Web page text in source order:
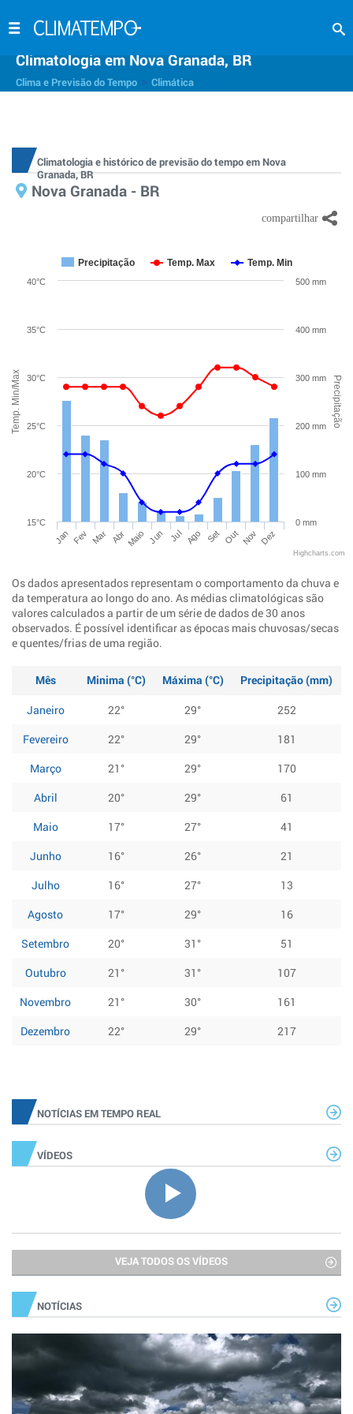
Climatologia em Nova Granada, BR
Clima e Previsão do Tempo Climática
Climatologia e histórico de previsão do tempo em Nova
Granada, BR
Nova Granada - BR
Temp. Min/Max Precipitação
Precipitação Temp. Max Temp. Min
Jan Fev Mar Abr Maio Jun Jul Ago Set Out Nov Dez
15°C
20°C
25°C
30°C
35°C
40°C
0 mm
100 mm
200 mm
300 mm
400 mm
500 mm
Highcharts.com
Os dados apresentados representam o comportamento da chuva e
da temperatura ao longo do ano. As médias climatológicas são
valores calculados a partir de um série de dados de 30 anos
observados. É possível identificar as épocas mais chuvosas/secas
e quentes/frias de uma região.
Mês Minima (°C) Máxima (°C)
Precipitação (mm)
Janeiro
22° 29°
252
Fevereiro
22° 29°
181
Março
21° 29°
170
Abril
20° 29°
61
Maio
17° 27°
41
Junho
16° 26°
21
Julho
16° 27°
13
Agosto
17° 29°
16
Setembro
20° 31°
51
Outubro
21° 31°
107
Novembro
21° 30°
161
Dezembro
22° 29° 217
NOTÍCIAS EM TEMPO REAL
VÍDEOS
VEJA TODOS OS VÍDEOS
NOTÍCIAS